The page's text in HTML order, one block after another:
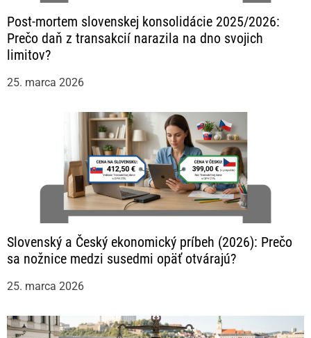
Post-mortem slovenskej konsolidácie 2025/2026:
Prečo daň z transakcií narazila na dno svojich
limitov?
25. marca 2026
Slovenský a Český ekonomický príbeh (2026): Prečo
sa nožnice medzi susedmi opäť otvárajú?
25. marca 2026